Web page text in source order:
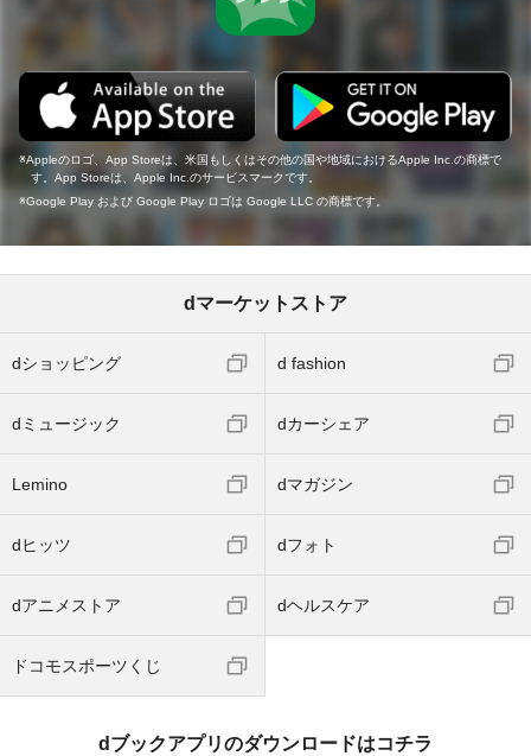
Appleのロゴ、App Storeは、米国もしくはその他の国や地域におけるApple Inc.の商標で
す。App Storeは、Apple Inc.のサービスマークです。
Google Play および Google Play ロゴは Google LLC の商標です。
dマーケットストア
dショッピング d fashion
dミュージック dカーシェア
Lemino dマガジン
dヒッツ dフォト
dアニメストア dヘルスケア
ドコモスポーツくじ
dブックアプリのダウンロードはコチラ